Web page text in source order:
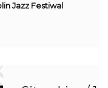
Jazz Festiwal